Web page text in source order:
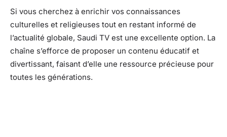
Si vous cherchez à enrichir vos connaissances
culturelles et religieuses tout en restant informé de
l’actualité globale, Saudi TV est une excellente option. La
chaîne s’efforce de proposer un contenu éducatif et
divertissant, faisant d’elle une ressource précieuse pour
toutes les générations.